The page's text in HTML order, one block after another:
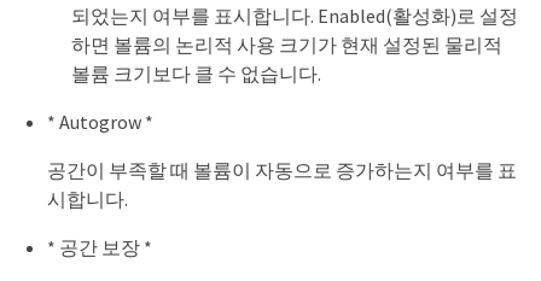
되었는지 여부를 표시합니다. Enabled(활성화)로 설정
하면 볼륨의 논리적 사용 크기가 현재 설정된 물리적
볼륨 크기보다 클 수 없습니다.
* Autogrow *
공간이 부족할 때 볼륨이 자동으로 증가하는지 여부를 표
시합니다.
* 공간 보장 *